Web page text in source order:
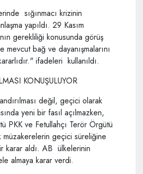
sığınmacı krizinin
yapıldı. 29 Kasım
gerekliliği konusunda görüş
bağ ve dayanışmalarını
ifadeleri kullanıldı.
KONUŞULUYOR
değil, geçici olarak
yeni bir fasıl açılmazken,
PKK ve Fetullahçı Terör Örgütü
müzakerelerin geçici süreliğine
karar aldı. AB ülkelerinin
almaya karar verdi.